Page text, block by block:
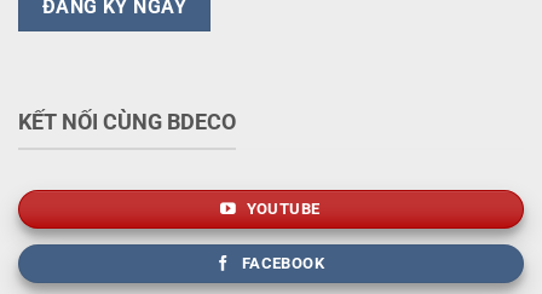
KẾT NỐI CÙNG BDECO
YOUTUBE
FACEBOOK